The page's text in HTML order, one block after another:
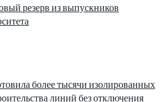
резерв из выпускников
более тысячи изолированных
линий без отключения